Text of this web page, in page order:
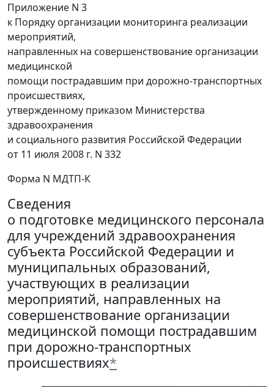
Приложение N 3
к Порядку организации мониторинга реализации
мероприятий,
направленных на совершенствование организации
медицинской
помощи пострадавшим при дорожно-транспортных
происшествиях,
утвержденному приказом Министерства
здравоохранения
и социального развития Российской Федерации
от 11 июля 2008 г. N 332
Форма N МДТП-К
Сведения
о подготовке медицинского персонала
для учреждений здравоохранения
субъекта Российской Федерации и
муниципальных образований,
участвующих в реализации
мероприятий, направленных на
совершенствование организации
медицинской помощи пострадавшим
при дорожно-транспортных
происшествиях*